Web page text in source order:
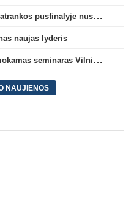
Persvaros neišsaugojusi „Gintra“ atrankos pusfinalyje nusileido Škotijos čempionėms
naujas lyderis
Pradedantiesiems teisėjams – nemokamas seminaras Vilniuje šį penktadienį
NAUJIENOS